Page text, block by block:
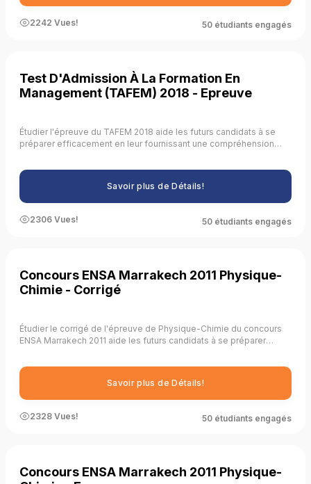
2242 Vues! 50 étudiants engagés
Test D'Admission À La Formation En
Management (TAFEM) 2018 - Epreuve
Étudier l'épreuve du TAFEM 2018 aide les futurs candidats à se
préparer efficacement en leur fournissant une compréhension
la gestion du temps, en évaluant leur niveau de préparation, en se
familiarisant avec le format de l'examen, en développant des
stratégies de réponse, en améliorant leurs compétences
analytiques et en renforçant leurs connaissances fondamentales.
Savoir plus de Détails!
2306 Vues! 50 étudiants engagés
Concours ENSA Marrakech 2011 Physique-
Chimie - Corrigé
Étudier le corrigé de l'épreuve de Physique-Chimie du concours
ENSA Marrakech 2011 aide les futurs candidats à se préparer
les concepts clés, en améliorant les compétences en résolution
de problèmes, en développant des stratégies de réponse, en
évaluant leur niveau de préparation, en se familiarisant avec le
niveau de difficulté, en pratiquant la rédaction des réponses, en
améliorant les compétences analytiques et en permettant une
Savoir plus de Détails!
2328 Vues! 50 étudiants engagés
Concours ENSA Marrakech 2011 Physique-